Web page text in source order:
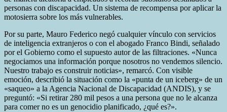
personas con discapacidad. Un sistema de recompensa por aplicar la
motosierra sobre los más vulnerables.
Por su parte, Mauro Federico negó cualquier vínculo con servicios
de inteligencia extranjeros o con el abogado Franco Bindi, señalado
por el Gobierno como el supuesto autor de las filtraciones. «Nunca
negociamos una información porque nosotros no vendemos silencio.
Nuestro trabajo es construir noticias», remarcó. Con visible
emoción, describió la situación como la «punta de un iceberg» de un
«saqueo» a la Agencia Nacional de Discapacidad (ANDIS), y se
preguntó: «Si retirar 280 mil pesos a una persona que no le alcanza
para comer no es un genocidio planificado, ¿qué es?».